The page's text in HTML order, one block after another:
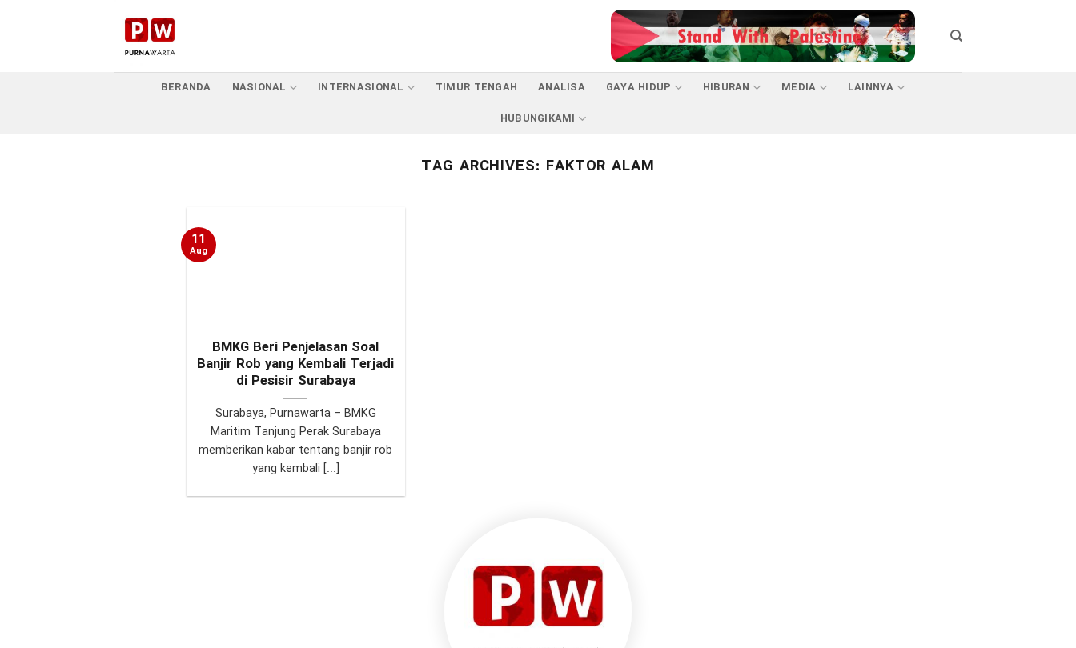
BERANDA NASIONAL INTERNASIONAL TIMUR TENGAH ANALISA GAYA HIDUP HIBURAN MEDIA
LAINNYA
HUBUNGIKAMI
TAG ARCHIVES: FAKTOR ALAM
BMKG Beri Penjelasan Soal
Banjir Rob yang Kembali Terjadi
di Pesisir Surabaya
Surabaya, Purnawarta – BMKG
Maritim Tanjung Perak Surabaya
memberikan kabar tentang banjir rob
yang kembali [...]
11
Aug